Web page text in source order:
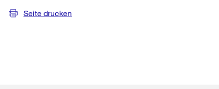
Seite drucken